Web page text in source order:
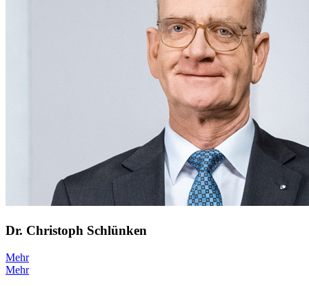
Dr. Christoph Schlünken
Mehr
Mehr